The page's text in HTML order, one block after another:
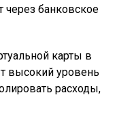
банковское
карты в
высокий уровень
расходы,